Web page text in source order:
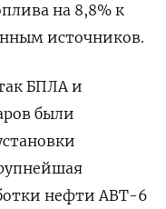
на 8,8% к
источников.
БПЛА и
были
нефти АВТ-6